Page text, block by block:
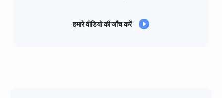
हमारे वीडियो की जाँच करें